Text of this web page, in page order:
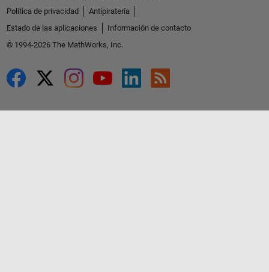
Política de privacidad
Antipiratería
Estado de las aplicaciones
Información de contacto
© 1994-2026 The MathWorks, Inc.